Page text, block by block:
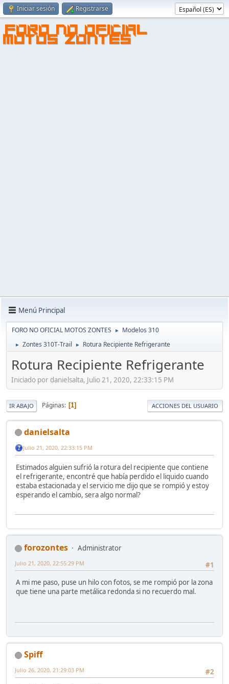
Iniciar sesión Registrarse
FORO NO OFICIAL
MOTOS ZONTES
Menú Principal
FORO NO OFICIAL MOTOS ZONTES ► Modelos 310
► Zontes 310T-Trail ► Rotura Recipiente Refrigerante
Rotura Recipiente Refrigerante
Iniciado por danielsalta, Julio 21, 2020, 22:33:15 PM
IR ABAJO Páginas 1 ACCIONES DEL USUARIO
danielsalta
Julio 21, 2020, 22:33:15 PM
Estimados alguien sufrió la rotura del recipiente que contiene
el refrigerante, encontré que había perdido el liquido cuando
estaba estacionada y el servicio me dijo que se rompió y estoy
esperando el cambio, sera algo normal?
forozontes
Administrator
#1
Julio 21, 2020, 22:55:29 PM
A mi me paso, puse un hilo con fotos, se me rompió por la zona
que tiene una parte metálica redonda si no recuerdo mal.
Spiff
#2
Julio 26, 2020, 21:29:03 PM